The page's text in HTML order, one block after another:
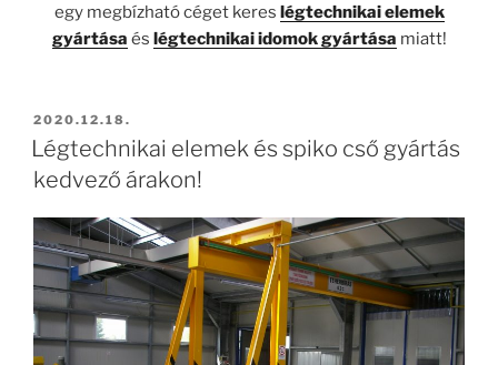
egy megbízható céget keres légtechnikai elemek
gyártása és légtechnikai idomok gyártása miatt!
BEKÜLDVE:
2020.12.18.
Légtechnikai elemek és spiko cső gyártás
kedvező árakon!